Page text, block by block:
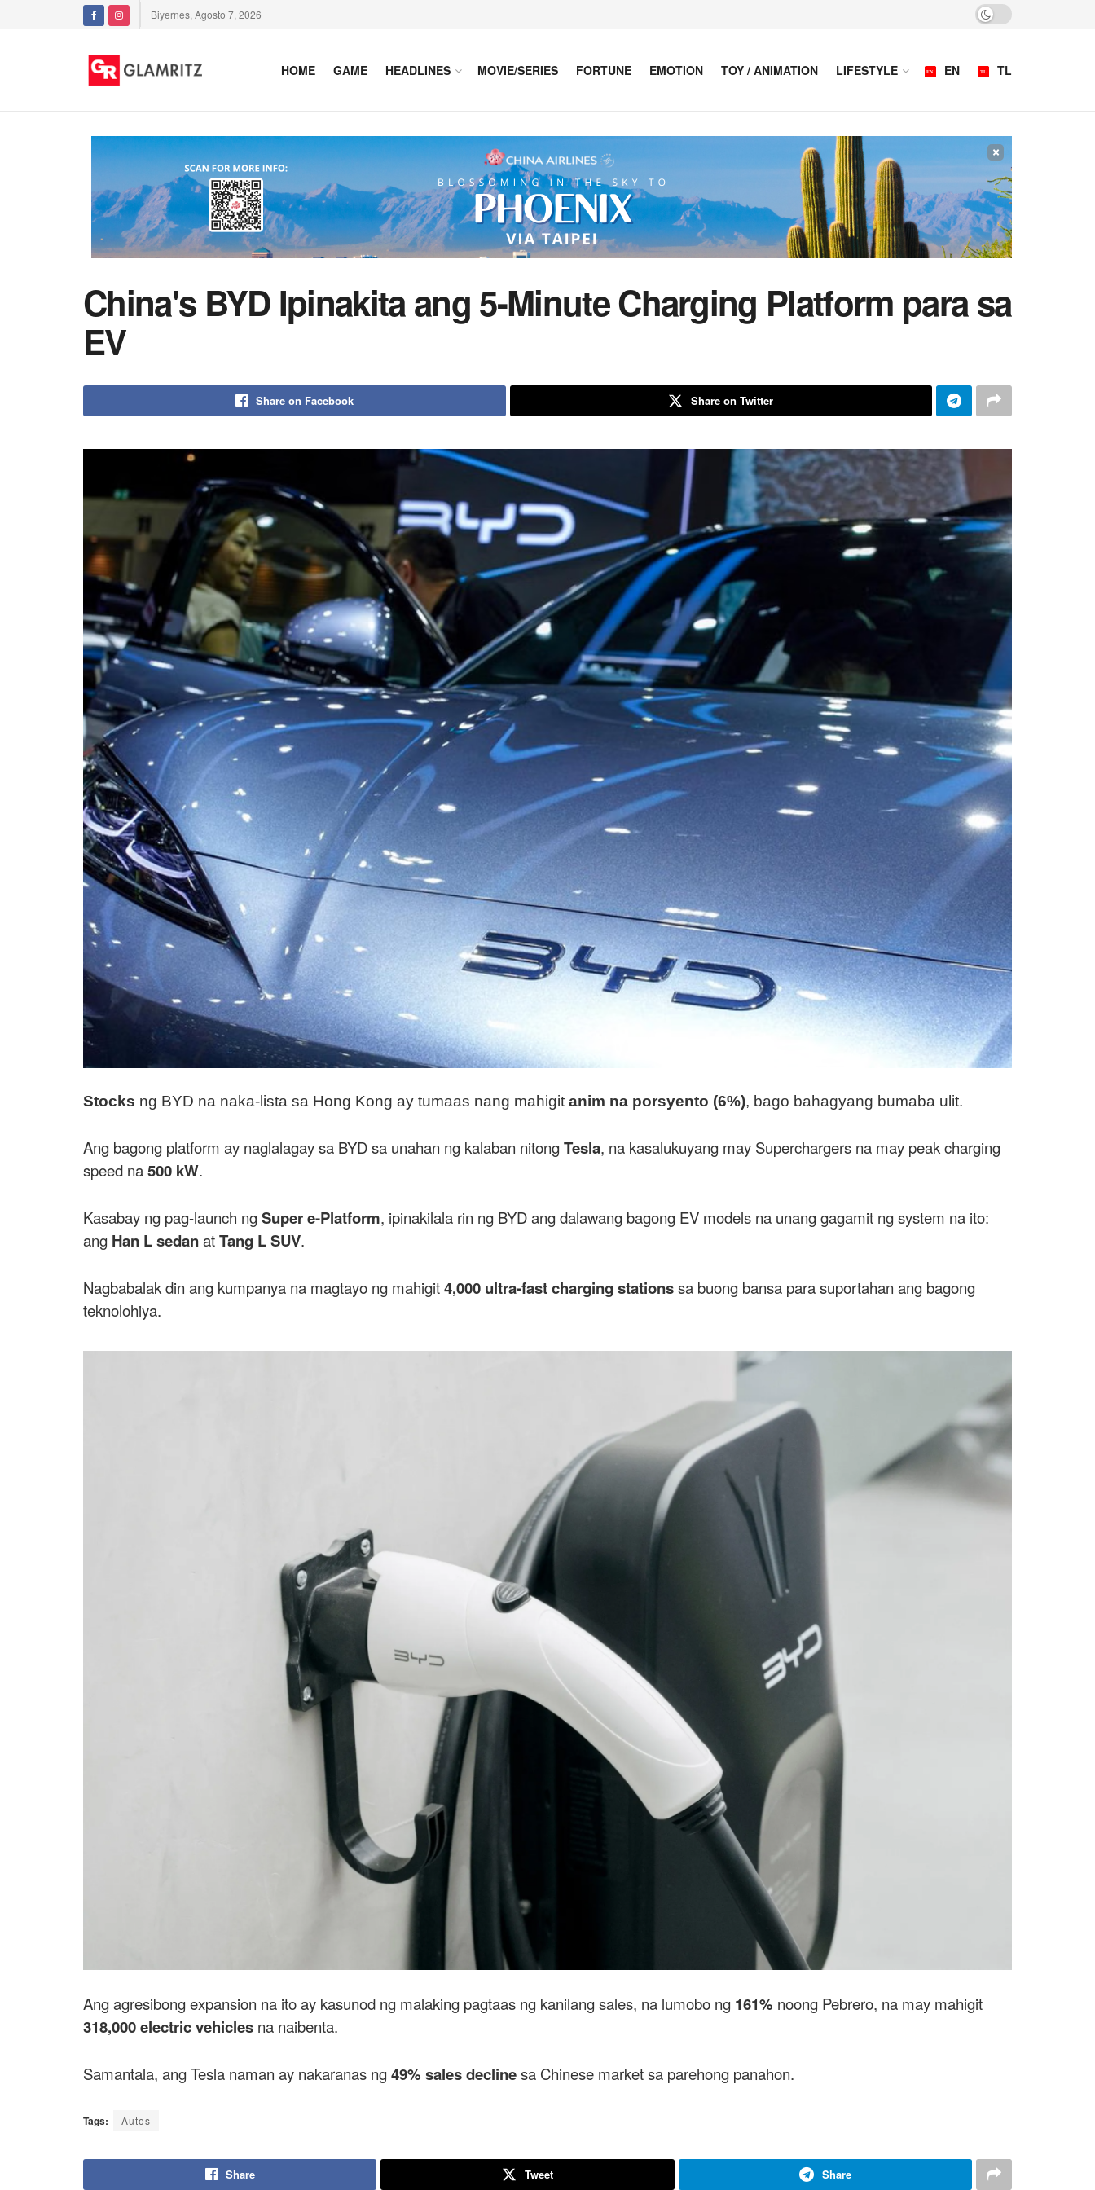
Biyernes, Agosto 7, 2026
HOME GAME HEADLINES MOVIE/SERIES FORTUNE EMOTION TOY / ANIMATION LIFESTYLE EN TL
×
China's BYD Ipinakita ang 5-Minute Charging Platform para sa
EV
Share on Facebook Share on Twitter
Stocks ng BYD na naka-lista sa Hong Kong ay tumaas nang mahigit anim na porsyento (6%), bago bahagyang bumaba ulit.
Ang bagong platform ay naglalagay sa BYD sa unahan ng kalaban nitongTesla, na kasalukuyang may Superchargers na may peak charging
speed na500 kW.
Kasabay ng pag-launch ngSuper e-Platform, ipinakilala rin ng BYD ang dalawang bagong EV models na unang gagamit ng system na ito:
ang Han L sedanatTang L SUV.
Nagbabalak din ang kumpanya na magtayo ng mahigit4,000 ultra-fast charging stationssa buong bansa para suportahan ang bagong
teknolohiya.
Ang agresibong expansion na ito ay kasunod ng malaking pagtaas ng kanilang sales, na lumobo ng 161% noong Pebrero, na may mahigit
318,000 electric vehicles na naibenta.
Samantala, ang Tesla naman ay nakaranas ng49% sales declinesa Chinese market sa parehong panahon.
Tags: Autos
Share Tweet Share